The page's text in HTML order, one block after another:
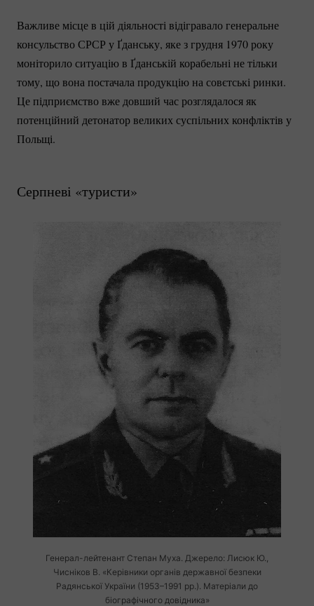
Важливе місце в цій діяльності відігравало генеральне
консульство СРСР у Ґданську, яке з грудня 1970 року
моніторило ситуацію в Ґданській корабельні не тільки
тому, що вона постачала продукцію на совєтські ринки.
Це підприємство вже довший час розглядалося як
потенційний детонатор великих суспільних конфліктів у
Польщі.
Серпневі «туристи»
Генерал-лейтенант Степан Муха. Джерело: Лисюк Ю.,
Чисніков В. «Керівники органів державної безпеки
Радянської України (1953–1991 рр.). Матеріали до
біографічного довідника»